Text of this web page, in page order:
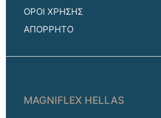
ΟΡΟΙ ΧΡΗΣΗΣ
ΑΠΟΡΡΗΤΟ
MAGNIFLEX HELLAS